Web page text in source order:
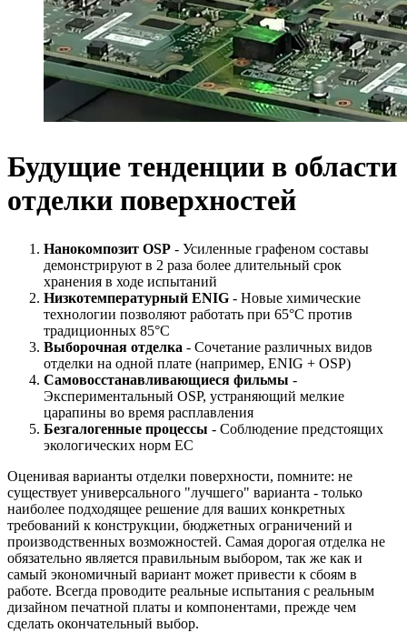
Будущие тенденции в области
отделки поверхностей
Нанокомпозит OSP - Усиленные графеном составы
демонстрируют в 2 раза более длительный срок
хранения в ходе испытаний
Низкотемпературный ENIG - Новые химические
технологии позволяют работать при 65°C против
традиционных 85°C
Выборочная отделка - Сочетание различных видов
отделки на одной плате (например, ENIG + OSP)
Самовосстанавливающиеся фильмы -
Экспериментальный OSP, устраняющий мелкие
царапины во время расплавления
Безгалогенные процессы - Соблюдение предстоящих
экологических норм ЕС
Оценивая варианты отделки поверхности, помните: не
существует универсального "лучшего" варианта - только
наиболее подходящее решение для ваших конкретных
требований к конструкции, бюджетных ограничений и
производственных возможностей. Самая дорогая отделка не
обязательно является правильным выбором, так же как и
самый экономичный вариант может привести к сбоям в
работе. Всегда проводите реальные испытания с реальным
дизайном печатной платы и компонентами, прежде чем
сделать окончательный выбор.